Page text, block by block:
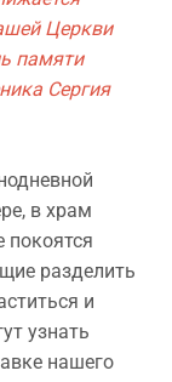
Церкви
памяти
Сергия
в храм
покоятся
разделить
и
узнать
нашего